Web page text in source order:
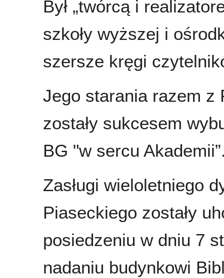
Był „twórcą i
szkoły wyższej i
szersze kręgi
Jego starania razem z
zostały sukcesem
BG "w sercu
Zasługi wieloletniego
Piaseckiego zostały
posiedzeniu w dniu 7
nadaniu budynkowi